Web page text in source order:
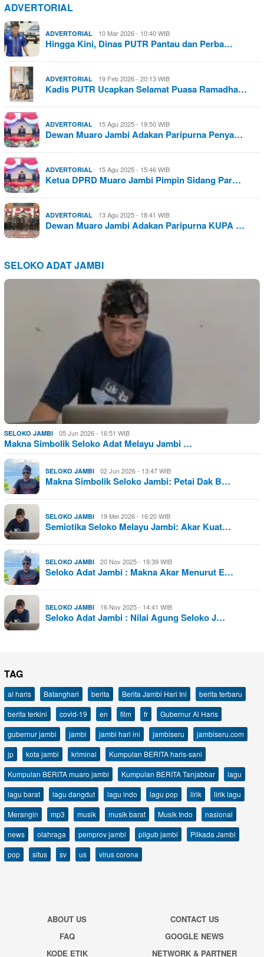
ADVERTORIAL
ADVERTORIAL 10 Mar 2026 - 10:40 WIB
Hingga Kini, Dinas PUTR Pantau dan Perba…
ADVERTORIAL 19 Feb 2026 - 20:13 WIB
Kadis PUTR Ucapkan Selamat Puasa Ramadha…
ADVERTORIAL 15 Agu 2025 - 19:50 WIB
Dewan Muaro Jambi Adakan Paripurna Penya…
ADVERTORIAL 15 Agu 2025 - 15:46 WIB
Ketua DPRD Muaro Jambi Pimpin Sidang Par…
ADVERTORIAL 13 Agu 2025 - 18:41 WIB
Dewan Muaro Jambi Adakan Paripurna KUPA …
SELOKO ADAT JAMBI
SELOKO JAMBI 05 Jun 2026 - 16:51 WIB
Makna Simbolik Seloko Adat Melayu Jambi …
SELOKO JAMBI 02 Jun 2026 - 13:47 WIB
Makna Simbolik Seloko Jambi: Petai Dak B…
SELOKO JAMBI 19 Mei 2026 - 16:20 WIB
Semiotika Seloko Melayu Jambi: Akar Kuat…
SELOKO JAMBI 20 Nov 2025 - 19:39 WIB
Seloko Adat Jambi : Makna Akar Menurut E…
SELOKO JAMBI 16 Nov 2025 - 14:41 WIB
Seloko Adat Jambi : Nilai Agung Seloko J…
TAG
al haris Batanghari berita Berita Jambi Hari Ini
berita terbaru
berita terkini
covid-19 en film fr
Gubernur Al Haris
gubernur jambi
jambi jambi hari ini jambiseru
jambiseru.com
jp
kota jambi kriminal
Kumpulan BERITA haris-sani
Kumpulan BERITA muaro jambi
Kumpulan BERITA Tanjabbar
lagu
lagu barat
lagu dangdut lagu indo lagu pop lirik
lirik lagu
Merangin
mp3 musik musik barat Musik Indo
nasional
news
olahraga pemprov jambi pilgub jambi
Pilkada Jambi
pop
situs sv us virus corona
ABOUT US
CONTACT US
FAQ
GOOGLE NEWS
KODE ETIK
NETWORK & PARTNER